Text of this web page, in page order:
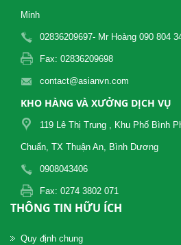
Minh
02836209697- Mr Hoàng 090 804
Fax: 02836209698
contact@asianvn.com
KHO HÀNG VÀ XƯỞNG DỊCH VỤ
119 Lê Thị Trung , Khu Phố Bình
Chuẩn, TX Thuận An, Bình Dương
0908043406
Fax: 0274 3802 071
THÔNG TIN HỮU ÍCH
Quy định chung